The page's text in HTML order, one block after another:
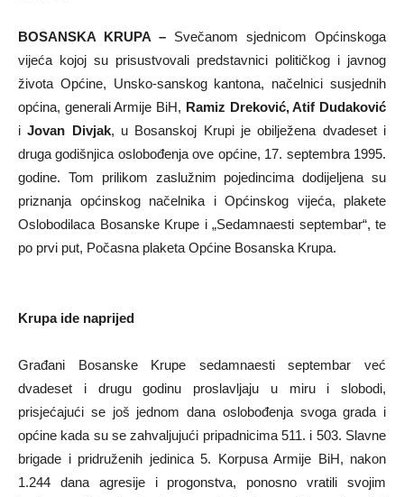
BOSANSKA KRUPA – Svečanom sjednicom Općinskoga
vijeća kojoj su prisustvovali predstavnici političkog i javnog
života Općine, Unsko-sanskog kantona, načelnici susjednih
općina, generali Armije BiH, Ramiz Dreković, Atif Dudaković
iJovan Divjak, u Bosanskoj Krupi je obilježena dvadeset i
druga godišnjica oslobođenja ove općine, 17. septembra 1995.
godine. Tom prilikom zaslužnim pojedincima dodijeljena su
priznanja općinskog načelnika i Općinskog vijeća, plakete
Oslobodilaca Bosanske Krupe i „Sedamnaesti septembar“, te
po prvi put, Počasna plaketa Općine Bosanska Krupa.
Krupa ide naprijed
Građani Bosanske Krupe sedamnaesti septembar već
dvadeset i drugu godinu proslavljaju u miru i slobodi,
prisjećajući se još jednom dana oslobođenja svoga grada i
općine kada su se zahvaljujući pripadnicima 511. i 503. Slavne
brigade i pridruženih jedinica 5. Korpusa Armije BiH, nakon
1.244 dana agresije i progonstva, ponosno vratili svojim